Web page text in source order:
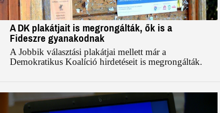
A DK plakátjait is megrongálták, ők is a
Fideszre gyanakodnak
A Jobbik választási plakátjai mellett már a
Demokratikus Koalíció hirdetéseit is megrongálták.